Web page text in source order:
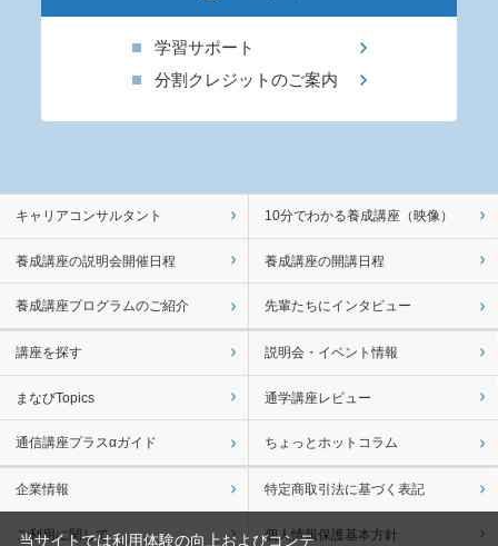
学習サポート
分割クレジットのご案内
キャリアコンサルタント 10分でわかる養成講座（映像）
養成講座の説明会開催日程 養成講座の開講日程
養成講座プログラムのご紹介 先輩たちにインタビュー
講座を探す 説明会・イベント情報
まなびTopics 通学講座レビュー
通信講座プラスαガイド ちょっとホットコラム
企業情報 特定商取引法に基づく表記
ご利用に関して 個人情報保護基本方針
当サイトでは利用体験の向上およびコンテ